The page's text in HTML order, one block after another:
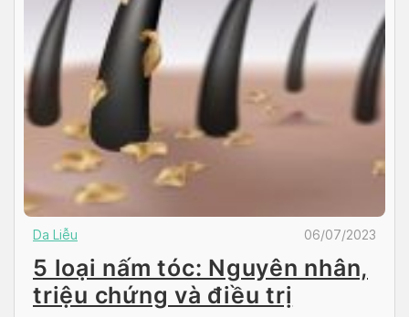
Da Liễu 06/07/2023
5 loại nấm tóc: Nguyên nhân,
triệu chứng và điều trị